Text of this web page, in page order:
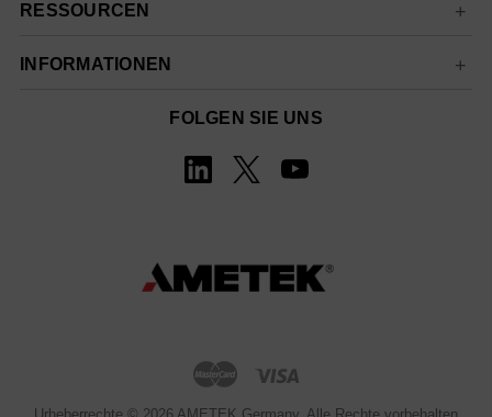
RESSOURCEN
INFORMATIONEN
FOLGEN SIE UNS